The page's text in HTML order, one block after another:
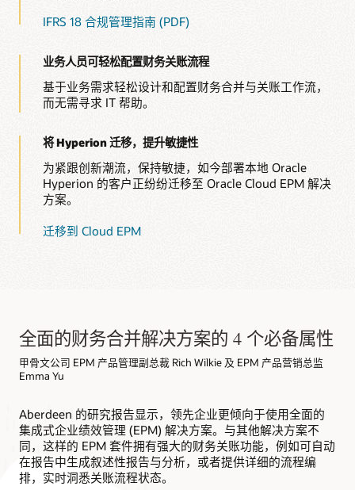
IFRS 18 合规管理指南 (PDF)
业务人员可轻松配置财务关账流程
基于业务需求轻松设计和配置财务合并与关账工作流，
而无需寻求 IT 帮助。
将 Hyperion 迁移，提升敏捷性
为紧跟创新潮流，保持敏捷，如今部署本地 Oracle
Hyperion 的客户正纷纷迁移至 Oracle Cloud EPM 解决
方案。
迁移到 Cloud EPM
全面的财务合并解决方案的 4 个必备属性
甲骨文公司 EPM 产品管理副总裁 Rich Wilkie 及 EPM 产品营销总监
Emma Yu
Aberdeen 的研究报告显示，领先企业更倾向于使用全面的
集成式企业绩效管理 (EPM) 解决方案。与其他解决方案不
同，这样的 EPM 套件拥有强大的财务关账功能，例如可自动
在报告中生成叙述性报告与分析，或者提供详细的流程编
排，实时洞悉关账流程状态。